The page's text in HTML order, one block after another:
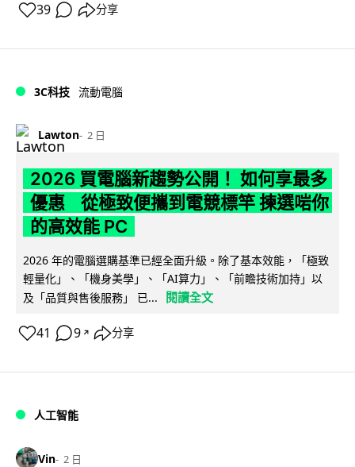
39 分享
3C科技 流動電腦
Lawton 2 日
2026 買電腦新趨勢公開！ 如何享最多
優惠 從極致便攜到電競標竿 揀選啱你
的高效能 PC
2026 年的電腦選購基準已經全面升級。除了基本效能，「極致
輕量化」、「機身美學」、「AI算力」、「前瞻技術加持」以
及「品質與售後服務」 已...
閱讀全文
41 9 ↗ 分享
人工智能
Vin 2 日